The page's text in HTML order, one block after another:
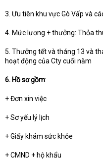
3. Ưu tiên khu vực Gò Vấp và
4. Mức lương + thưởng: Thỏa
5. Thưởng tết và tháng 13 và
hoạt động của Cty cuối năm
6. Hồ sơ gồm:
+ Đơn xin việc
+ Sơ yếu lý lịch
+ Giấy khám sức khỏe
+ CMND + hộ khẩu